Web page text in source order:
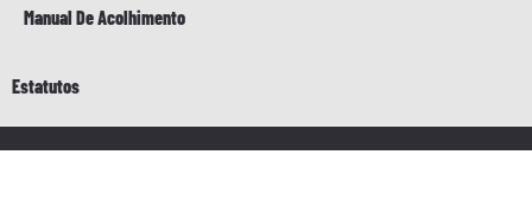
Manual De Acolhimento
Estatutos